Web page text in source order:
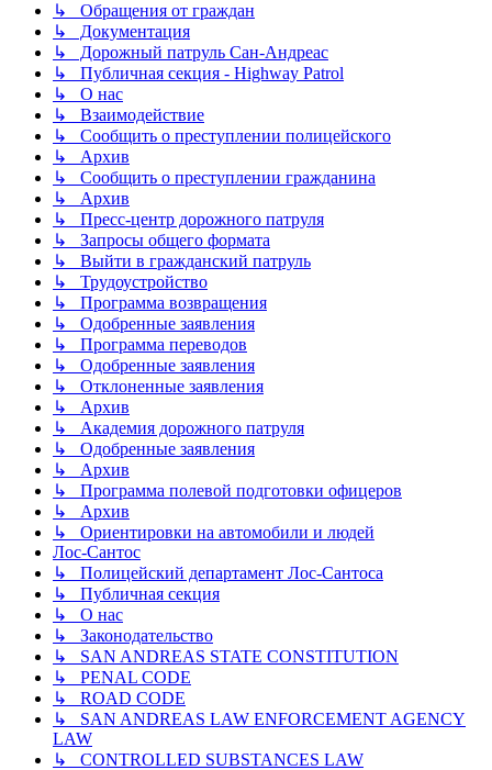
↳ Обращения от граждан
↳ Документация
↳ Дорожный патруль Сан-Андреас
↳ Публичная секция - Highway Patrol
↳ О нас
↳ Взаимодействие
↳ Сообщить о преступлении полицейского
↳ Архив
↳ Сообщить о преступлении гражданина
↳ Архив
↳ Пресс-центр дорожного патруля
↳ Запросы общего формата
↳ Выйти в гражданский патруль
↳ Трудоустройство
↳ Программа возвращения
↳ Одобренные заявления
↳ Программа переводов
↳ Одобренные заявления
↳ Отклоненные заявления
↳ Архив
↳ Академия дорожного патруля
↳ Одобренные заявления
↳ Архив
↳ Программа полевой подготовки офицеров
↳ Архив
↳ Ориентировки на автомобили и людей
Лос-Сантос
↳ Полицейский департамент Лос-Сантоса
↳ Публичная секция
↳ О нас
↳ Законодательство
↳ SAN ANDREAS STATE CONSTITUTION
↳ PENAL CODE
↳ ROAD CODE
↳ SAN ANDREAS LAW ENFORCEMENT AGENCY
LAW
↳ CONTROLLED SUBSTANCES LAW